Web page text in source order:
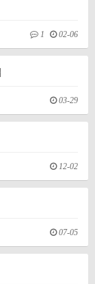
1 02-06
03-29
12-02
07-05